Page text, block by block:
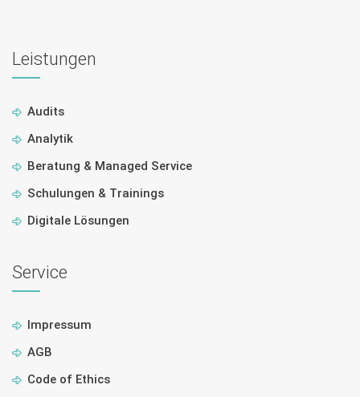
Leistungen
Audits
Analytik
Beratung & Managed Service
Schulungen & Trainings
Digitale Lösungen
Service
Impressum
AGB
Code of Ethics